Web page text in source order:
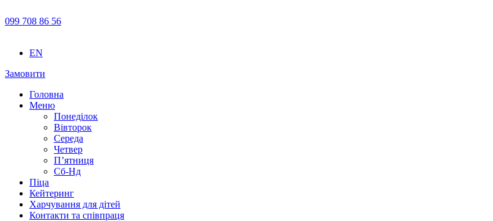
099 708 86 56
EN
Замовити
Головна
Меню
Понеділок
Вівторок
Середа
Четвер
П’ятниця
Сб-Нд
Піца
Кейтеринг
Харчування для дітей
Контакти та співпраця